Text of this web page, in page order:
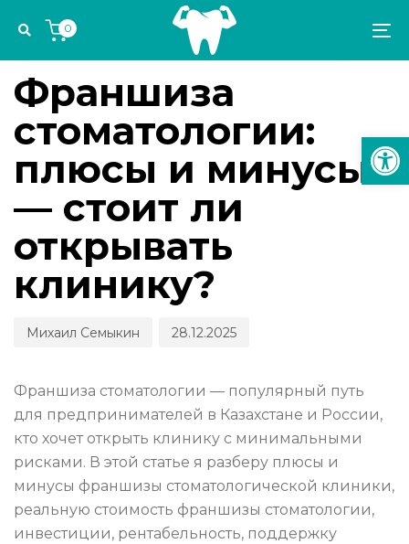
links
navigation
Skip
content
0
IN:
УПРАВЛЕНИЕ СТОМАТОЛОГИЧЕСКОЙ ПРАКТИКОЙ
Франшиза
стоматологии:
плюсы и минусы
— стоит ли
открывать
клинику?
Михаил Семыкин
on:
28.12.2025
Франшиза стоматологии — популярный путь
для предпринимателей в Казахстане и России,
кто хочет открыть клинику с минимальными
рисками. В этой статье я разберу плюсы и
минусы франшизы стоматологической клиники,
реальную стоимость франшизы стоматологии,
инвестиции, рентабельность, поддержку